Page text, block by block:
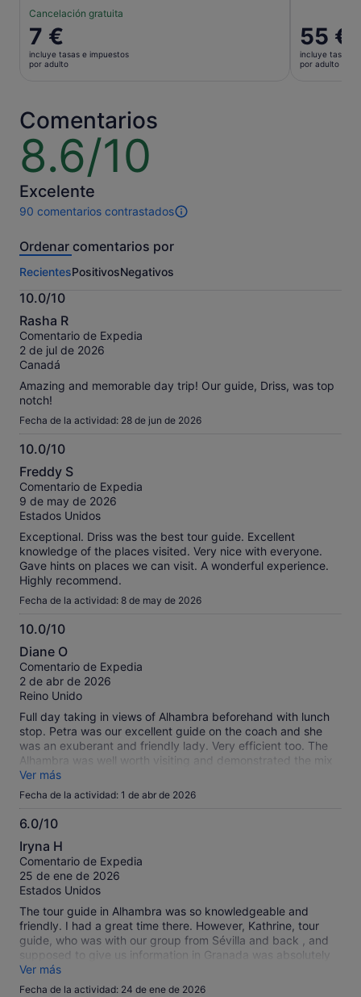
Cancelación gratuita
El
precio
es
por
adulto
7 €
incluye tasas e impuestos
por adulto
El
precio
es
55 €
incluye tasas e
por adulto
Comentarios
8.6/10
8.6
sobre
10
Excelente
90 comentarios contrastados
90 comentarios
esta
Más
información
sobre
nuestros
comentarios
contrastados.
Ordenar comentarios por
RecientesPositivosNegativos
10.0/10
10.0
sobre
10
Rasha R
Comentario de Expedia
2 de jul de 2026
Canadá
Amazing and memorable day trip! Our guide, Driss, was top
notch!
Fecha de la actividad: 28 de jun de 2026
10.0/10
10.0
sobre
10
Freddy S
Comentario de Expedia
9 de may de 2026
Estados Unidos
Exceptional. Driss was the best tour guide. Excellent
knowledge of the places visited. Very nice with everyone.
Gave hints on places we can visit. A wonderful experience.
Highly recommend.
Fecha de la actividad: 8 de may de 2026
10.0/10
10.0
sobre
10
Diane O
Comentario de Expedia
2 de abr de 2026
Reino Unido
Full day taking in views of Alhambra beforehand with lunch
stop. Petra was our excellent guide on the coach and she
was an exuberant and friendly lady. Very efficient too. The
Alhambra was well worth visiting and demonstrated the mix
of islamic and 15century art. Carlos was a brilliant,
enthusiastic guide and very knowledgeable. The only thing I
hours of walking in a crowded place with numerous steps
and a couple of the more elderly in our party did find it hard
going towards the end. We had been told we would walk
about 4km though. All in all, an excellent day out. Thank you.
Ver más
Fecha de la actividad: 1 de abr de 2026
6.0/10
6.0
sobre
10
Iryna H
Comentario de Expedia
25 de ene de 2026
Estados Unidos
The tour guide in Alhambra was so knowledgeable and
friendly. I had a great time there. However, Kathrine, tour
guide, who was with our group from Sévilla and back , and
supposed to give us information in Granada was absolutely
unprofessional. She gave us minimum information, was more
busy with her phone, and when I asked her “how long ride
Ver más
Fecha de la actividad: 24 de ene de 2026